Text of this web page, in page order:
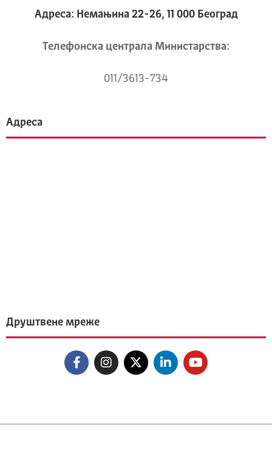
Адреса: Немањина 22-26, 11 000 Београд
Телeфонска централа Mинистарства:
011/3613-734
Адреса
Друштвене мреже